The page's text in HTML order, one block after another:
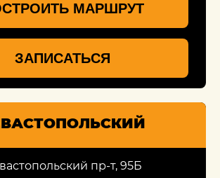
МАРШРУТ
ЗАПИСАТЬСЯ
пр-т, 95Б